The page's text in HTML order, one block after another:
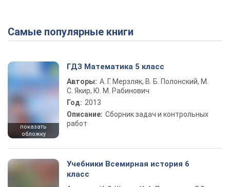
Самые популярные книги
показать
обложку
ГДЗ Математика 5 класс
Авторы: А. Г. Мерзляк, В. Б. Полонский, М.
С. Якир, Ю. М. Рабинович
Год: 2013
Описание: Сборник задач и контрольных
работ
Учебники Всемирная история 6
класс